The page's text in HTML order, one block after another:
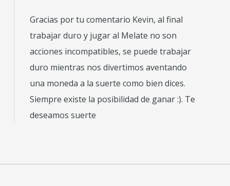
Gracias por tu comentario Kevin, al final
trabajar duro y jugar al Melate no son
acciones incompatibles, se puede trabajar
duro mientras nos divertimos aventando
una moneda a la suerte como bien dices.
Siempre existe la posibilidad de ganar :). Te
deseamos suerte